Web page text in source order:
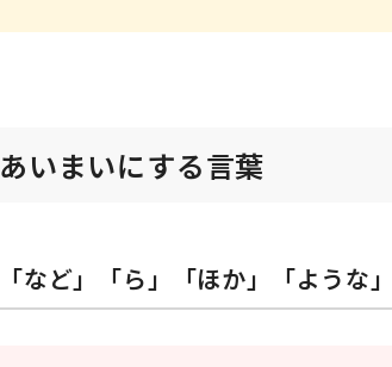
あいまいにする言葉
「など」「ら」「ほか」「ような」